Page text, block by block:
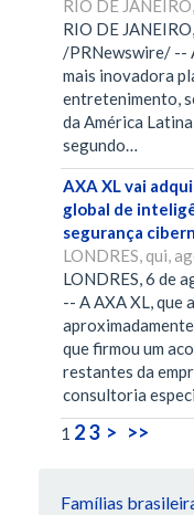
RIO DE
RIO DE
/PRNewswire/ --
mais inovadora
entretenimento,
da América
segundo…
AXA XL vai
global de
segurança
LONDRES, qui,
LONDRES, 6 de
-- A AXA XL, que
que firmou um
restantes da
consultoria
1 23 > >>
Famílias